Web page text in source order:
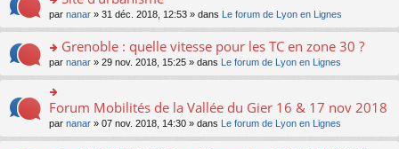
ré
c
e
nt
pl
u
ré
c
e
nt
n
le
pl
u
s
ré
c
e
nt
a
g
e
n
n
le
pl
u
s
e
a
g
e
n
o
lu
ult
er
le
m
e
s
g
e
n
o
n
ult
er
le
m
e
s
par nanar » 31 déc. 2018, 12:53 » dans Le forum de Lyon en Lignes
o
n
s
ult
er
le
m
Grenoble : quelle vitesse pour les TC en zone 30 ?
par nanar » 29 nov. 2018, 15:25 » dans Le forum de Lyon en Lignes
o
n
Forum Mobilités de la Vallée du Gier 16 & 17 nov 2018
par nanar » 07 nov. 2018, 14:30 » dans Le forum de Lyon en Lignes